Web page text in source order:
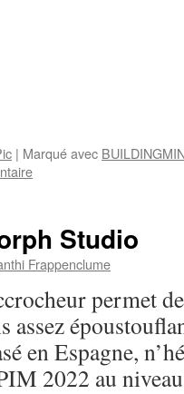
| Marqué avec
Studio
Frappenclume
permet
assez
en Espagne,
2022 au